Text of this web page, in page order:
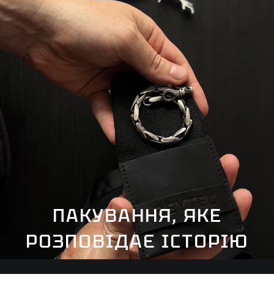
ПАКУВАННЯ, ЯКЕ
РОЗПОВІДАЄ ІСТОРІЮ